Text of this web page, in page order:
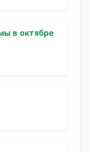
в октябре